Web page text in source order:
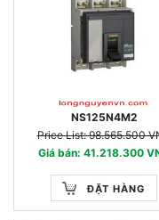
NS125N4M2
Price List: 98.565.500
Giá bán: 41.218.300
ĐẶT HÀNG